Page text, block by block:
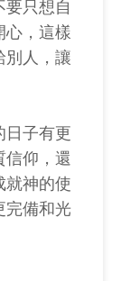
只想自
心，這樣
別人，讓
日子有更
信仰，還
就神的使
完備和光